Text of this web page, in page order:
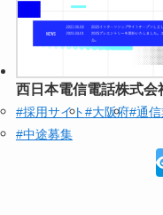
西日本電信電話株式会
#採用サイト#大阪府#通
#中途募集